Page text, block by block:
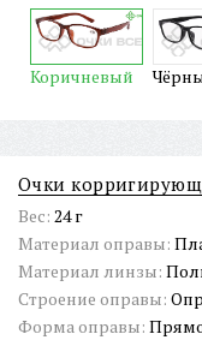
Коричневый
Очки
Вес: 24 г
Материал оправы:
Материал линзы:
Строение оправы:
Форма оправы: